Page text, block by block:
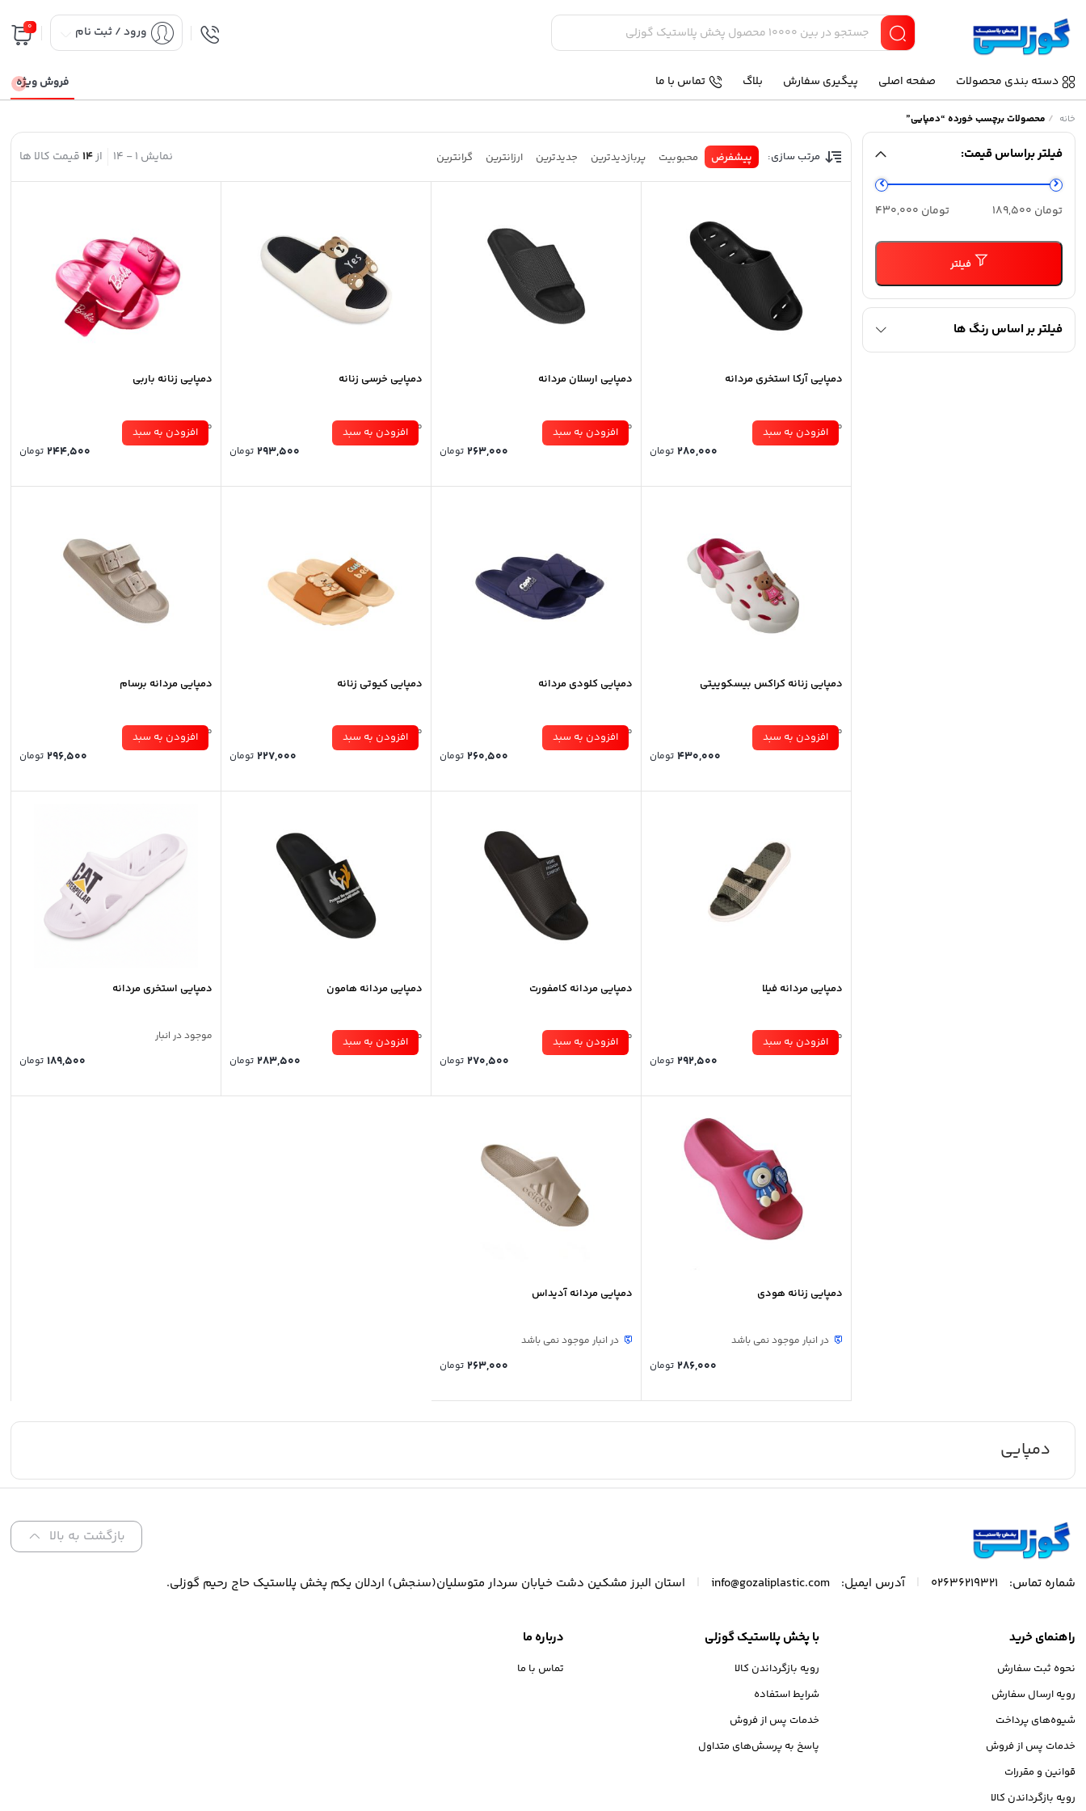
ورود / ثبت نام 0
دسته بندی محصولات صفحه اصلی پیگیری سفارش بلاگ تماس با ما فروش ویژه
خانه / محصولات برچسب خورده “دمپایی”
فیلتر براساس قیمت:
حداقل
قیمت
حداکثر
قیمت
فیلتر
تومان 189,500 تومان 430,000
فیلتر بر اساس رنگ ها
مرتب سازی: پیشفرض محبوبیت پربازدیدترین جدیدترین ارزانترین گرانترین نمایش 1
-
14 از14 قیمت کالا ها
دمپایی آرکا استخری مردانه
موجود در انبار
تومان
افزودن به سبد
دمپایی ارسلان مردانه
موجود در انبار
تومان
افزودن به سبد
دمپایی خرسی زنانه
موجود در انبار
تومان
افزودن به سبد
دمپایی زنانه باربی
موجود در انبار
تومان
افزودن به سبد
دمپایی زنانه کراکس بیسکوییتی
موجود در انبار
تومان
افزودن به سبد
دمپایی کلودی مردانه
موجود در انبار
تومان
افزودن به سبد
دمپایی کیوتی زنانه
موجود در انبار
تومان
افزودن به سبد
دمپایی مردانه برسام
موجود در انبار
تومان
افزودن به سبد
دمپایی مردانه فیلا
موجود در انبار
تومان
افزودن به سبد
دمپایی مردانه کامفورت
موجود در انبار
تومان
افزودن به سبد
دمپایی مردانه هامون
موجود در انبار
تومان
افزودن به سبد
دمپایی استخری مردانه
موجود در انبار
تومان
دمپایی زنانه هودی
در انبار موجود نمی باشد
تومان
دمپایی مردانه آدیداس
در انبار موجود نمی باشد
تومان
دمپایی
بازگشت به بالا
شماره تماس: 02636219321 آدرس ایمیل: info@gozaliplastic.com استان البرز مشکین دشت خیابان سردار متوسلیان(سنجش) اردلان یکم پخش پلاستیک حاج رحیم گوزلی.
راهنمای خرید
نحوه ثبت سفارش
رویه ارسال سفارش
شیوه‌های پرداخت
خدمات پس از فروش
قوانین و مقررات
رویه بازگرداندن کالا
با پخش پلاستیک گوزلی
رویه بازگرداندن کالا
شرایط استفاده
خدمات پس از فروش
پاسخ به پرسش‌های متداول
درباره ما
تماس با ما